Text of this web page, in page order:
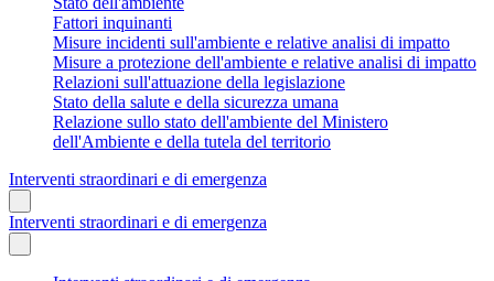
Fattori inquinanti
Misure incidenti sull'ambiente e relative analisi di impatto
Misure a protezione dell'ambiente e relative analisi di impatto
Relazioni sull'attuazione della legislazione
Stato della salute e della sicurezza umana
Relazione sullo stato dell'ambiente del Ministero
dell'Ambiente e della tutela del territorio
Interventi straordinari e di emergenza
Interventi straordinari e di emergenza